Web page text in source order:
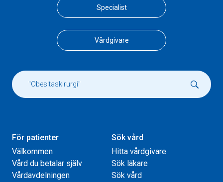
Specialist
Vårdgivare
För patienter
Välkommen
Vård du betalar själv
Vårdavdelningen
Sök vård
Hitta vårdgivare
Sök läkare
Sök vård